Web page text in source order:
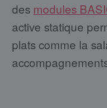
des modules
active statique
plats comme la